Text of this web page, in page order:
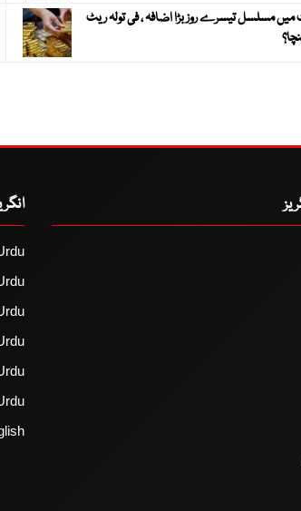
مسلسل تیسرے روز بڑا اضافہ ، فی تولہ ریٹ